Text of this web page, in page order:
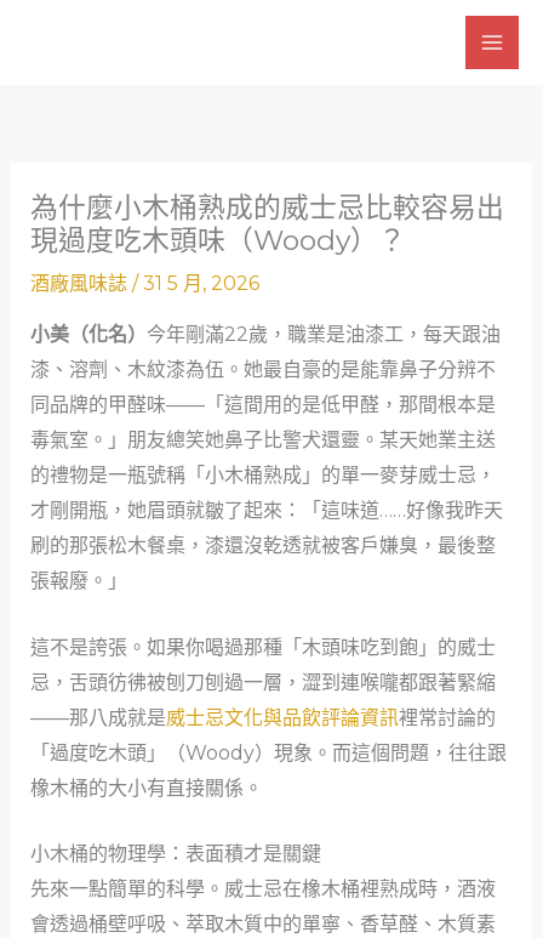
為什麼小木桶熟成的威士忌比較容易出
現過度吃木頭味（Woody）？
酒廠風味誌/31 5 月, 2026
小美（化名） 今年剛滿22歲，職業是油漆工，每天跟油
漆、溶劑、木紋漆為伍。她最自豪的是能靠鼻子分辨不
同品牌的甲醛味——「這間用的是低甲醛，那間根本是
毒氣室。」朋友總笑她鼻子比警犬還靈。某天她業主送
的禮物是一瓶號稱「小木桶熟成」的單一麥芽威士忌，
才剛開瓶，她眉頭就皺了起來：「這味道……好像我昨天
刷的那張松木餐桌，漆還沒乾透就被客戶嫌臭，最後整
張報廢。」
這不是誇張。如果你喝過那種「木頭味吃到飽」的威士
忌，舌頭彷彿被刨刀刨過一層，澀到連喉嚨都跟著緊縮
——那八成就是威士忌文化與品飲評論資訊裡常討論的
「過度吃木頭」（Woody）現象。而這個問題，往往跟
橡木桶的大小有直接關係。
小木桶的物理學：表面積才是關鍵
先來一點簡單的科學。威士忌在橡木桶裡熟成時，酒液
會透過桶壁呼吸、萃取木質中的單寧、香草醛、木質素